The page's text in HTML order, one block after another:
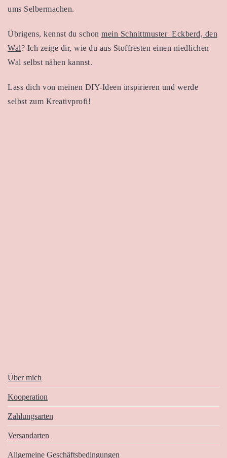
ums Selbermachen.
Übrigens, kennst du schon mein Schnittmuster Eckberd, den
Wal? Ich zeige dir, wie du aus Stoffresten einen niedlichen
Wal selbst nähen kannst.
Lass dich von meinen DIY-Ideen inspirieren und werde
selbst zum Kreativprofi!
Über mich
Kooperation
Zahlungsarten
Versandarten
Allgemeine Geschäftsbedingungen